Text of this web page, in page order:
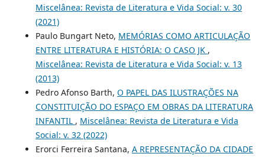
Miscelânea: Revista de Literatura e Vida Social: v. 30
(2021)
Paulo Bungart Neto, MEMÓRIAS COMO ARTICULAÇÃO
ENTRE LITERATURA E HISTÓRIA: O CASO JK ,
Miscelânea: Revista de Literatura e Vida Social: v. 13
(2013)
Pedro Afonso Barth, O PAPEL DAS ILUSTRAÇÕES NA
CONSTITUIÇÃO DO ESPAÇO EM OBRAS DA LITERATURA
INFANTIL , Miscelânea: Revista de Literatura e Vida
Social: v. 32 (2022)
Erorci Ferreira Santana, A REPRESENTAÇÃO DA CIDADE